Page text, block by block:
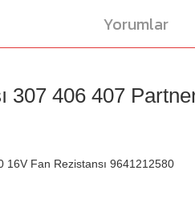
Yorumlar
307 406 407
16V Fan Rezistansı 9641212580